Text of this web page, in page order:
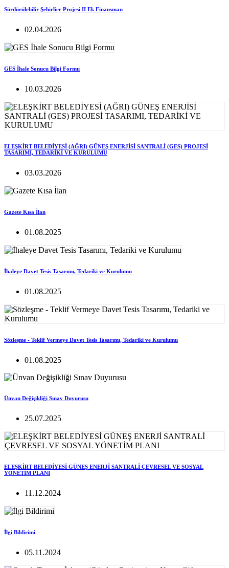
Sürdürülebilir Şehirlier Projesi II Ek Finansman
02.04.2026
GES İhale Sonucu Bilgi Formu
10.03.2026
ELEŞKİRT BELEDİYESİ (AĞRI) GÜNEŞ ENERJİSİ SANTRALİ (GES) PROJESİ
TASARIMI, TEDARİKİ VE KURULUMU
03.03.2026
Gazete Kısa İlan
01.08.2025
İhaleye Davet Tesis Tasarımı, Tedariki ve Kurulumu
01.08.2025
Sözleşme - Teklif Vermeye Davet Tesis Tasarımı, Tedariki ve Kurulumu
01.08.2025
Ünvan Değişikliği Sınav Duyurusu
25.07.2025
ELEŞKİRT BELEDİYESİ GÜNEŞ ENERJİ SANTRALİ ÇEVRESEL VE SOSYAL
YÖNETİM PLANI
11.12.2024
İlgi Bildirimi
05.11.2024